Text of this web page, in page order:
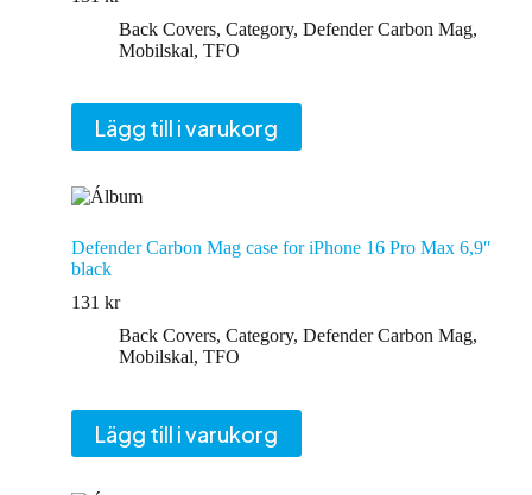
Back Covers, Category, Defender Carbon Mag,
Mobilskal, TFO
Lägg till i varukorg
Defender Carbon Mag case for iPhone 16 Pro Max 6,9″
black
131 kr
Back Covers, Category, Defender Carbon Mag,
Mobilskal, TFO
Lägg till i varukorg